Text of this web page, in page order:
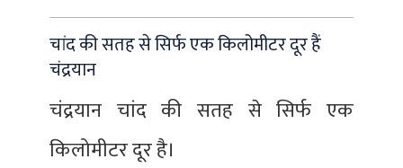
चांद की सतह से सिर्फ एक किलोमीटर दूर हैं
चंद्रयान
चंद्रयान चांद की सतह से सिर्फ एक
किलोमीटर दूर है।